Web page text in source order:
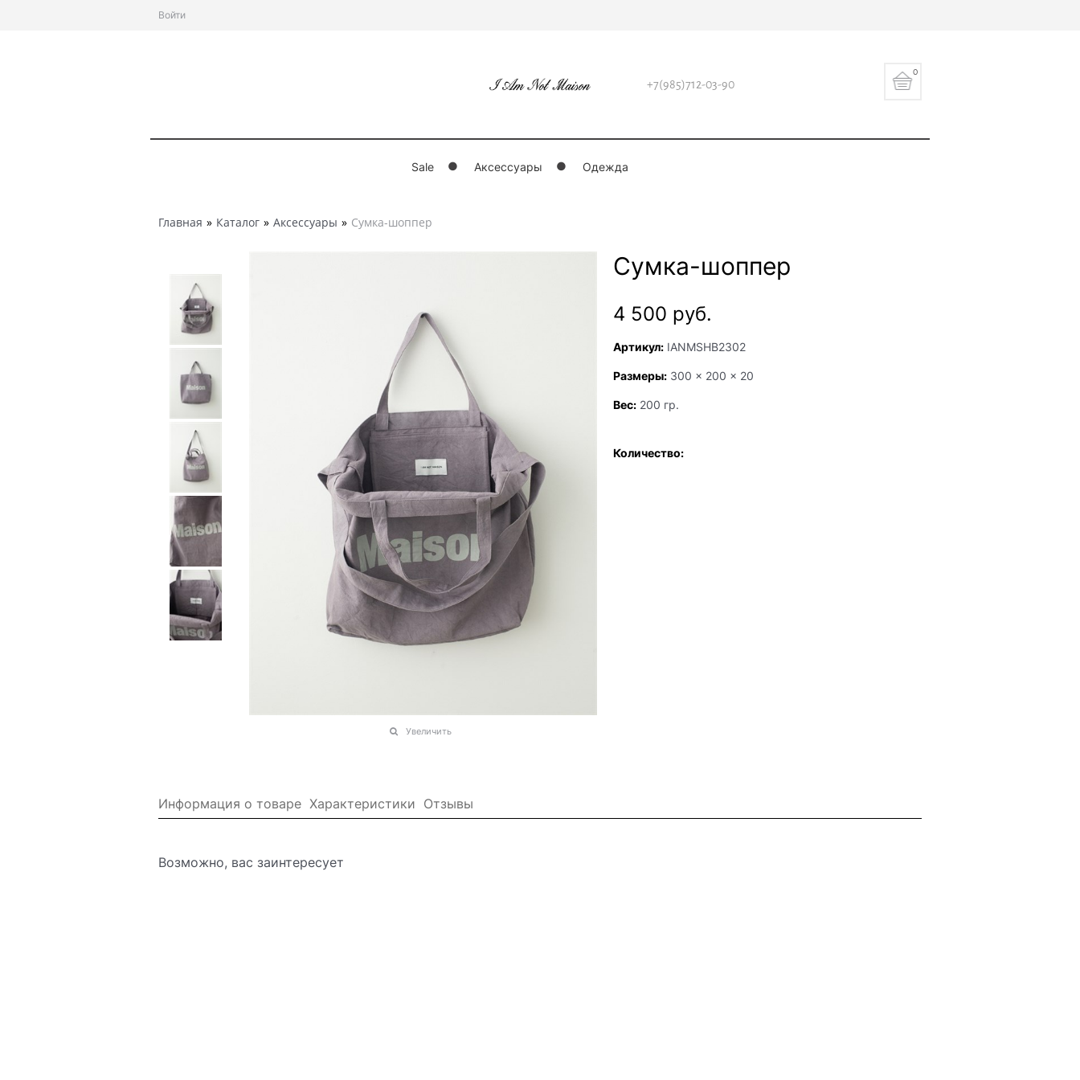
Войти
+7(985)712-03-90
0
Sale Аксессуары Одежда
Главная » Каталог » Аксессуары » Сумка-шоппер
Увеличить
Сумка-шоппер
4 500 руб.
Артикул: IANMSHB2302
Размеры: 300 x 200 x 20
Вес: 200 гр.
Количество:
Информация о товаре Характеристики Отзывы
Возможно, вас заинтересует